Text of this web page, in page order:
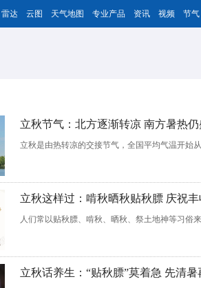
雷达 云图 天气地图 专业产品 资讯 视频 节气
立秋节气：北方逐渐转凉 南方暑热仍
立秋是由热转凉的交接节气，全国平均气温开始
立秋这样过：啃秋晒秋贴秋膘 庆祝
人们常以贴秋膘、啃秋、晒秋、祭土地神等习俗
立秋话养生：“贴秋膘”莫着急 先清暑